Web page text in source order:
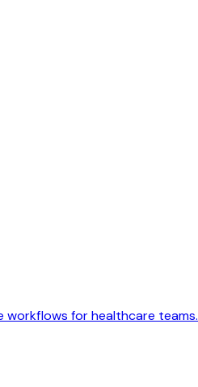
workflows for healthcare teams.